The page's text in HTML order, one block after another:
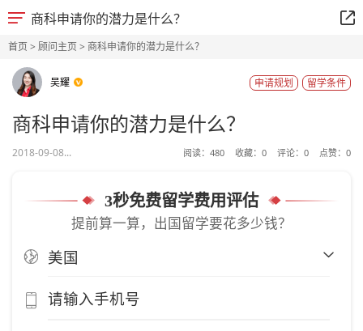
商科申请你的潜力是什么？
首页> 顾问主页> 商科申请你的潜力是什么？
吴耀 留学条件
申请规划
商科申请你的潜力是什么？
2018-09-08... 阅读： 480 收藏： 0 评论： 0 点赞： 0
3秒免费留学费用评估
提前算一算，出国留学要花多少钱？